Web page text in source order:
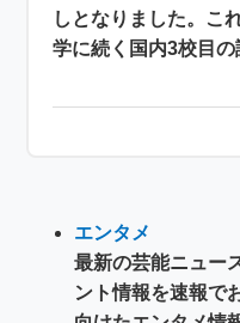
しとなりました。こ
学に続く国内3校目
エンタメ
最新の芸能ニュー
ント情報を速報で